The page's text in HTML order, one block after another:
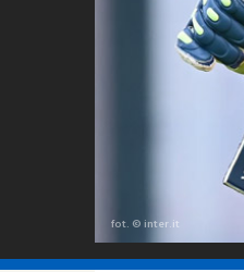
fot. © inter.it